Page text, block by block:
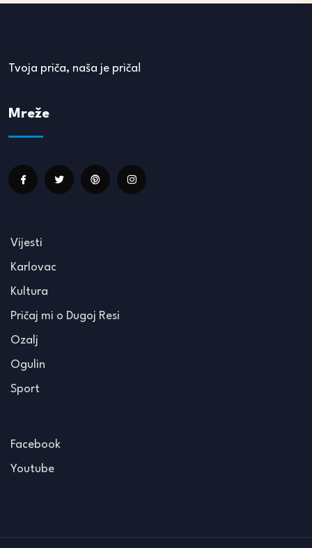
Tvoja priča, naša je priča!
Mreže
Vijesti
Karlovac
Kultura
Pričaj mi o Dugoj Resi
Ozalj
Ogulin
Sport
Facebook
Youtube